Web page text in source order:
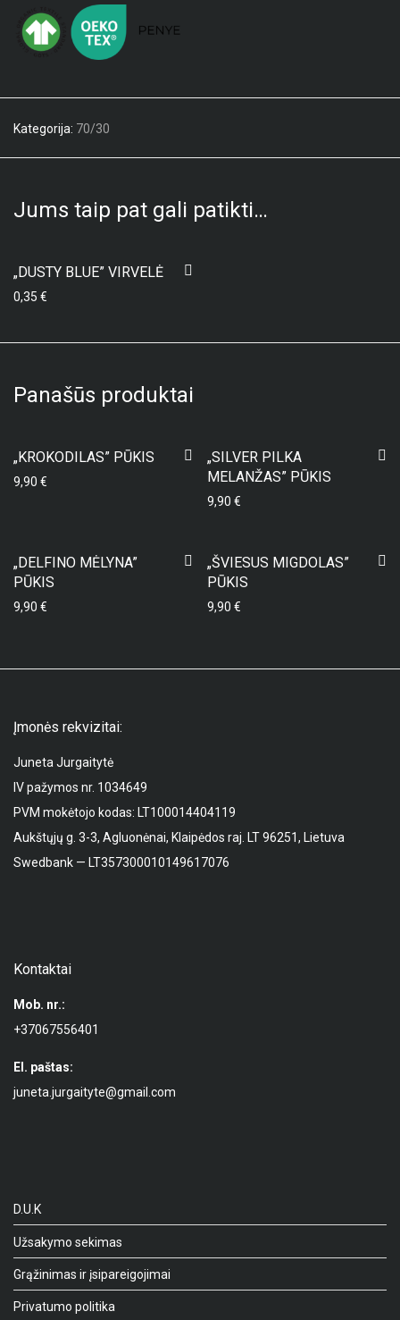
Kategorija: 70/30
Jums taip pat gali patikti…
„DUSTY BLUE” VIRVELĖ
0,35 €
Panašūs produktai
„KROKODILAS” PŪKIS
9,90 €
„SILVER PILKA
MELANŽAS” PŪKIS
9,90 €
„DELFINO MĖLYNA”
PŪKIS
9,90 €
„ŠVIESUS MIGDOLAS”
PŪKIS
9,90 €
Įmonės rekvizitai:
Juneta Jurgaitytė
IV pažymos nr. 1034649
PVM mokėtojo kodas: LT100014404119
Aukštųjų g. 3-3, Agluonėnai, Klaipėdos raj. LT 96251, Lietuva
Swedbank — LT357300010149617076
Kontaktai
Mob. nr.:
+37067556401
El. paštas:
juneta.jurgaityte@gmail.com
D.U.K
Užsakymo sekimas
Grąžinimas ir įsipareigojimai
Privatumo politika